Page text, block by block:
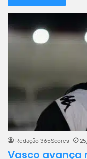
Redação 365Scores
Vasco avança